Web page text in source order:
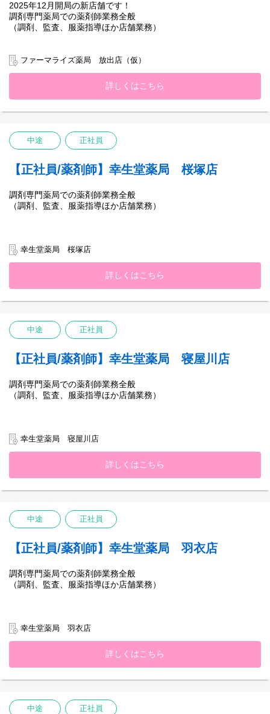
2025年12月開局の新店舗です！
調剤専門薬局での薬剤師業務全般
（調剤、監査、服薬指導ほか店舗業務）
ファーマライズ薬局 放出店（仮）
詳しくはこちら
中途 正社員
【正社員/薬剤師】幸生堂薬局 桜塚店
調剤専門薬局での薬剤師業務全般
（調剤、監査、服薬指導ほか店舗業務）
幸生堂薬局 桜塚店
詳しくはこちら
中途 正社員
【正社員/薬剤師】幸生堂薬局 寝屋川店
調剤専門薬局での薬剤師業務全般
（調剤、監査、服薬指導ほか店舗業務）
幸生堂薬局 寝屋川店
詳しくはこちら
中途 正社員
【正社員/薬剤師】幸生堂薬局 羽衣店
調剤専門薬局での薬剤師業務全般
（調剤、監査、服薬指導ほか店舗業務）
幸生堂薬局 羽衣店
詳しくはこちら
中途 正社員